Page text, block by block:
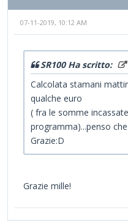
07-11-2019, 10:12 AM
SR100 Ha scritto:
Calcolata stamani
qualche euro
( fra le somme
programma)...penso
Grazie:D
Grazie mille!